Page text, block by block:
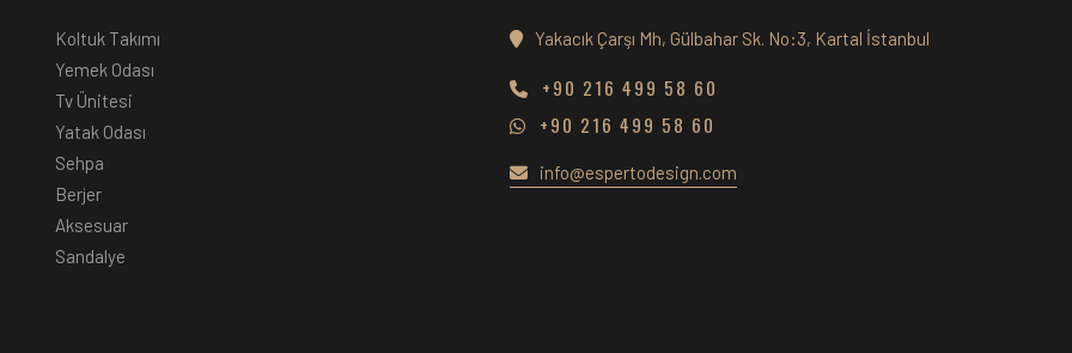
Koltuk Takımı
Yemek Odası
Tv Ünitesi
Yatak Odası
Sehpa
Berjer
Aksesuar
Sandalye
Yakacık Çarşı Mh, Gülbahar Sk. No:3, Kartal İstanbul
+90 216 499 58 60
+90 216 499 58 60
info@espertodesign.com